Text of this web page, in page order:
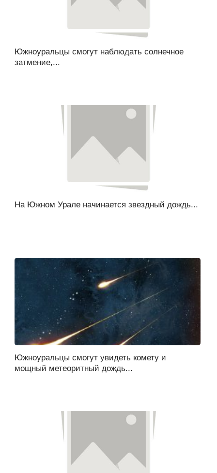
Южноуральцы смогут наблюдать солнечное
затмение,...
На Южном Урале начинается звездный дождь...
Южноуральцы смогут увидеть комету и
мощный метеоритный дождь...